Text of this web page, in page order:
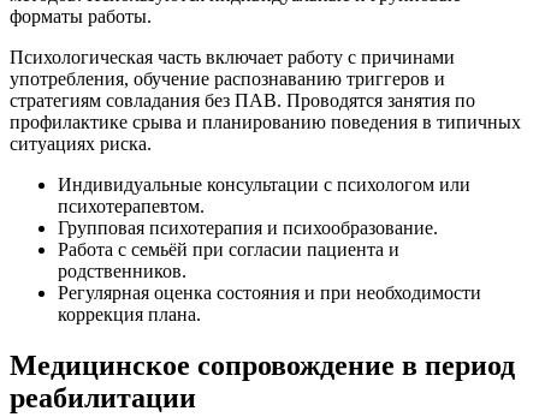
форматы работы.
Психологическая часть включает работу с причинами
употребления, обучение распознаванию триггеров и
стратегиям совладания без ПАВ. Проводятся занятия по
профилактике срыва и планированию поведения в типичных
ситуациях риска.
Индивидуальные консультации с психологом или
психотерапевтом.
Групповая психотерапия и психообразование.
Работа с семьёй при согласии пациента и
родственников.
Регулярная оценка состояния и при необходимости
коррекция плана.
Медицинское сопровождение в период
реабилитации